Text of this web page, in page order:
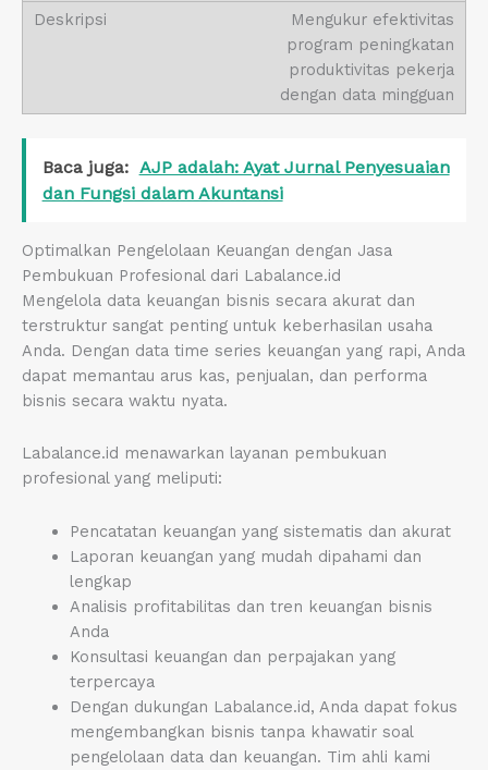
Mengukur efektivitas
program peningkatan
produktivitas pekerja
dengan data mingguan
Baca juga: AJP adalah: Ayat Jurnal Penyesuaian
dan Fungsi dalam Akuntansi
Optimalkan Pengelolaan Keuangan dengan Jasa
Pembukuan Profesional dari Labalance.id
Mengelola data keuangan bisnis secara akurat dan
terstruktur sangat penting untuk keberhasilan usaha
Anda. Dengan data time series keuangan yang rapi, Anda
dapat memantau arus kas, penjualan, dan performa
bisnis secara waktu nyata.
Labalance.id menawarkan layanan pembukuan
profesional yang meliputi:
Pencatatan keuangan yang sistematis dan akurat
Laporan keuangan yang mudah dipahami dan
lengkap
Analisis profitabilitas dan tren keuangan bisnis
Anda
Konsultasi keuangan dan perpajakan yang
terpercaya
Dengan dukungan Labalance.id, Anda dapat fokus
mengembangkan bisnis tanpa khawatir soal
pengelolaan data dan keuangan. Tim ahli kami